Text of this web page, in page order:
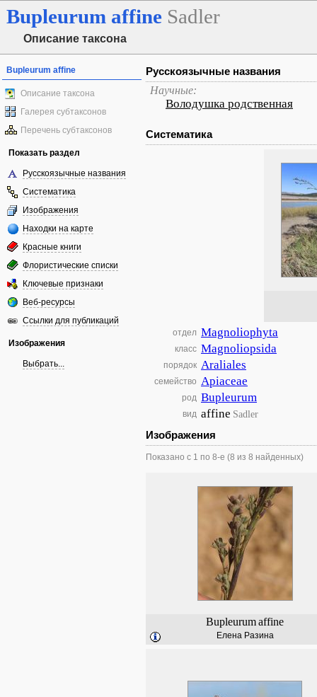
Bupleurum affine Sadler
Описание таксона
Bupleurum affine
Описание таксона
Галерея субтаксонов
Перечень субтаксонов
Показать раздел
Русскоязычные названия
Систематика
Изображения
Находки на карте
Красные книги
Флористические списки
Ключевые признаки
Веб-ресурсы
Ссылки для публикаций
Изображения
Выбрать...
Русскоязычные названия
Научные:
Володушка родственная
Систематика
отдел Magnoliophyta
класс Magnoliopsida
порядок Araliales
семейство Apiaceae
род Bupleurum
вид affine Sadler
Изображения
Показано с 1 по 8-е (8 из 8 найденных)
Bupleurumaffine
Елена Разина